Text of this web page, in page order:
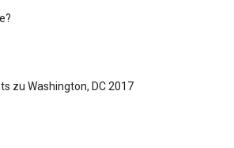
zu Washington, DC 2017